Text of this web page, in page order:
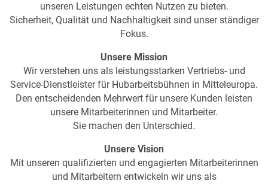
unseren Leistungen echten Nutzen zu bieten.
Sicherheit, Qualität und Nachhaltigkeit sind unser ständiger
Fokus.
Unsere Mission
Wir verstehen uns als leistungsstarken Vertriebs- und
Service-Dienstleister für Hubarbeitsbühnen in Mitteleuropa.
Den entscheidenden Mehrwert für unsere Kunden leisten
unsere Mitarbeiterinnen und Mitarbeiter.
Sie machen den Unterschied.
Unsere Vision
Mit unseren qualifizierten und engagierten Mitarbeiterinnen
und Mitarbeitern entwickeln wir uns als